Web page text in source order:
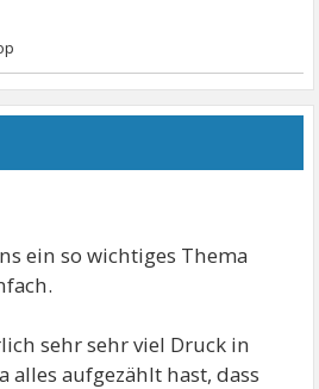
ein so wichtiges Thema
sehr sehr viel Druck in
alles aufgezählt hast, dass